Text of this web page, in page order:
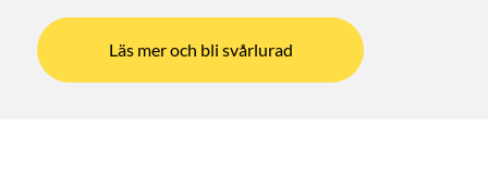
Läs mer och bli svårlurad